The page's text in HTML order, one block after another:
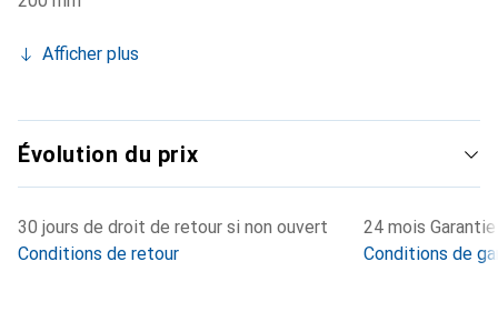
Afficher plus
Évolution du prix
30 jours de droit de retour si non ouvert
Conditions de retour
24 mois
Conditions de